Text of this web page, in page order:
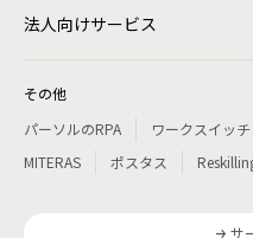
法人向けサービス
その他
パーソルのRPA
ワークスイッ
MITERAS
ポスタス
サ